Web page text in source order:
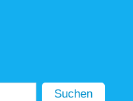
Suchen